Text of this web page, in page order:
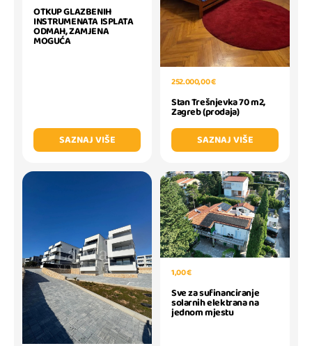
OTKUP GLAZBENIH
INSTRUMENATA ISPLATA
ODMAH, ZAMJENA
MOGUĆA
SAZNAJ VIŠE
252.000,00 €
Stan Trešnjevka 70 m2,
Zagreb (prodaja)
SAZNAJ VIŠE
1,00 €
Sve za sufinanciranje
solarnih elektrana na
jednom mjestu